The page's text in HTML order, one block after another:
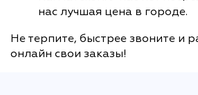
нас лучшая цена в городе.
Не терпите, быстрее звоните и
онлайн свои заказы!